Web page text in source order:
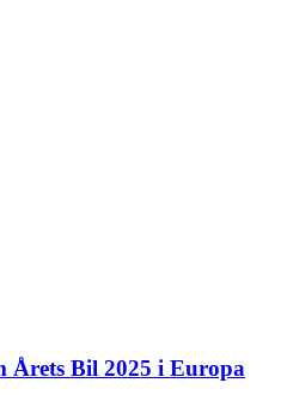
Årets Bil 2025 i Europa